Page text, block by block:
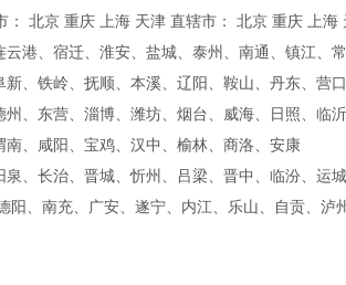
： 北京 重庆 上海 天津 直辖市： 北京 重庆 上海
港、宿迁、淮安、盐城、泰州、南通、镇江、常
、铁岭、抚顺、本溪、辽阳、鞍山、丹东、营
、东营、淄博、潍坊、烟台、威海、日照、临
、咸阳、宝鸡、汉中、榆林、商洛、安康
、长治、晋城、忻州、吕梁、晋中、临汾、运城
阳、南充、广安、遂宁、内江、乐山、自贡、泸